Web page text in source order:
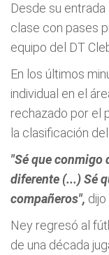
Desde su
clase con pases
equipo del DT
En los últimos
individual en el
rechazado por el
la clasificación
"Sé que conmigo
diferente (...) Sé
compañeros",
Ney regresó al
de una década